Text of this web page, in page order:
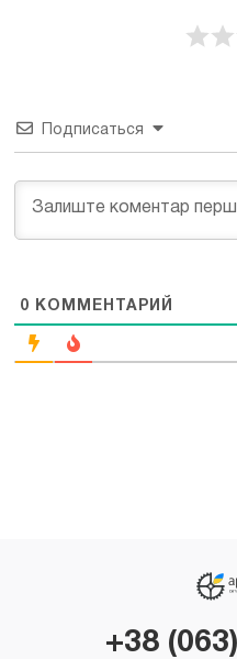
Подписаться
0 КОММЕНТАРИЙ
+38